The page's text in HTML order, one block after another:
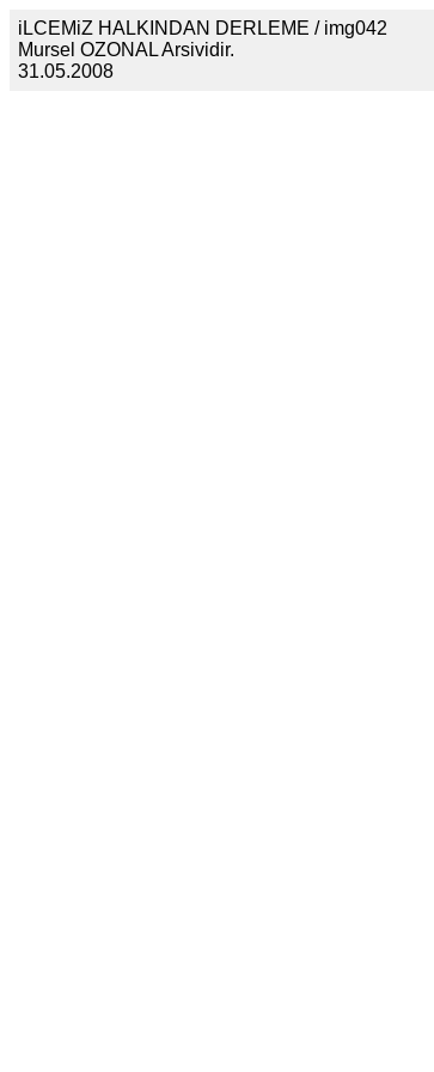
iLCEMiZ HALKINDAN DERLEME / img042
Mursel OZONAL Arsividir.
31.05.2008